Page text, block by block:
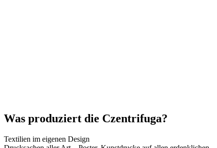
Was produziert die Czentrifuga?
Textilien im eigenen Design